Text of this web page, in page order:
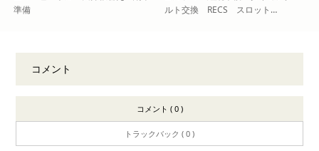
準備
ルト交換 RECS スロット…
コメント
コメント ( 0 )
トラックバック ( 0 )